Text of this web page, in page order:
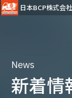
日本BCP株式会社
News
新着情